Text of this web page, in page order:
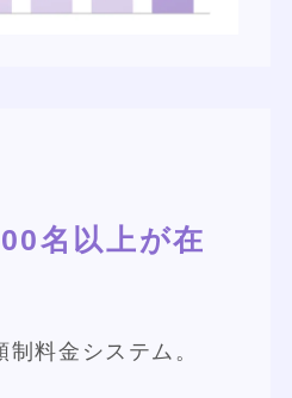
名以上が在
料金システム。